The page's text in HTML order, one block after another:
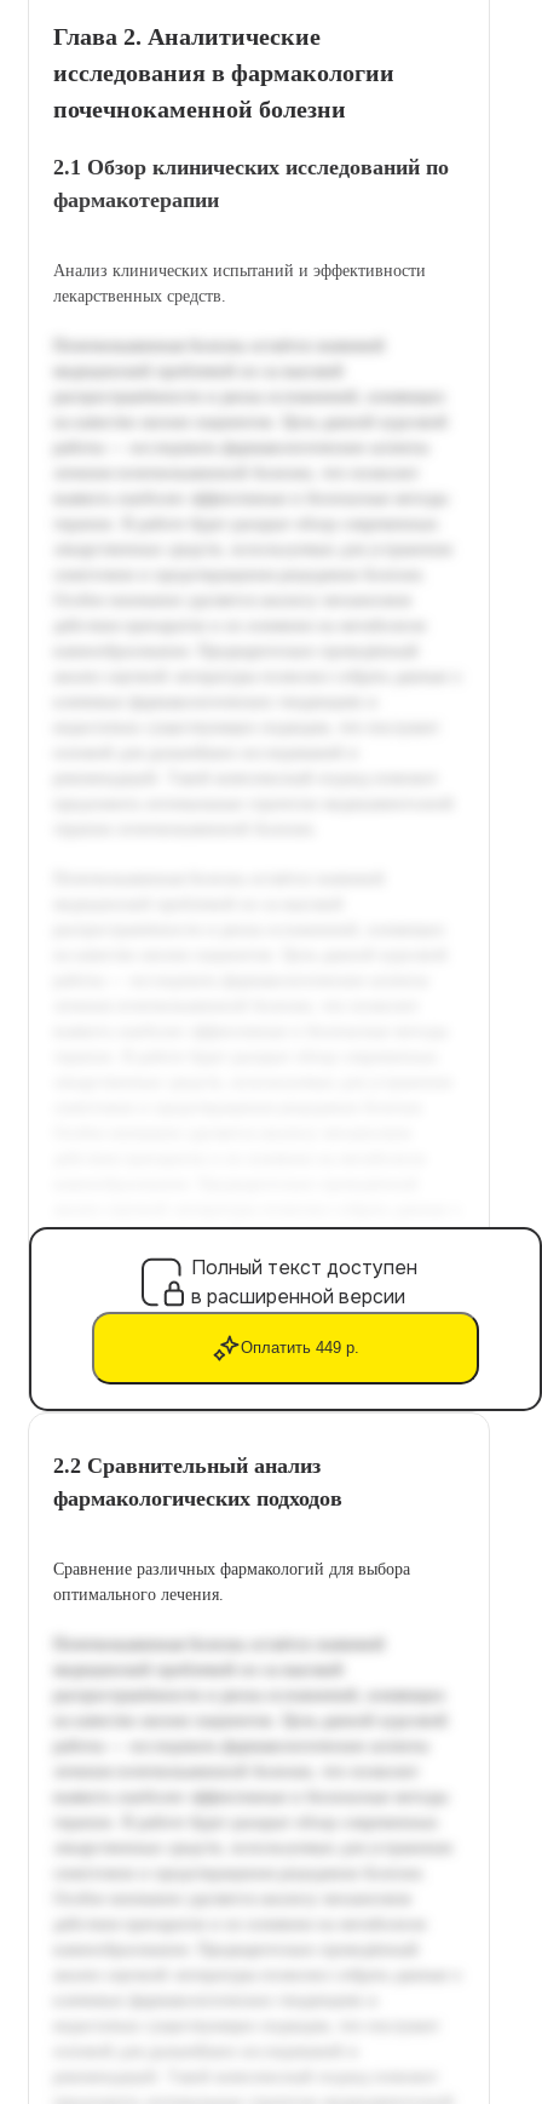
Глава 2. Аналитические
исследования в фармакологии
почечнокаменной болезни
2.1 Обзор клинических исследований по
фармакотерапии
Анализ клинических испытаний и эффективности
лекарственных средств.
Полный текст доступен
в расширенной версии
Оплатить 449 р.
2.2 Сравнительный анализ
фармакологических подходов
Сравнение различных фармакологий для выбора
оптимального лечения.